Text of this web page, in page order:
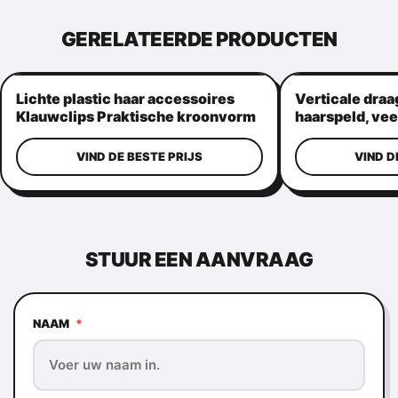
GERELATEERDE PRODUCTEN
Lichte plastic haar accessoires
Klauwclips Praktische kroonvorm
VIND DE BESTE PRIJS
Verticale
haarspeld,
haargrepen
VIND
STUUR EEN AANVRAAG
NAAM *